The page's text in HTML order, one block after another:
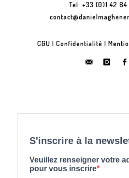
Tel: +33 (0)1 42
CGU | Confidentialité |